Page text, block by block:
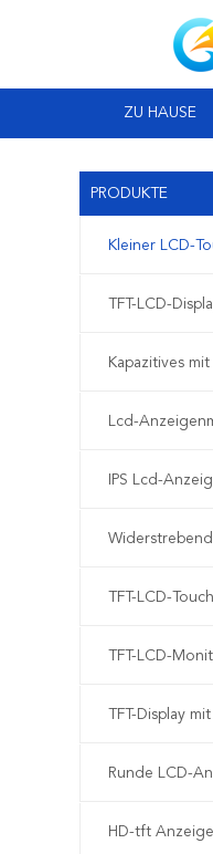
ZU HAUSE
PRODUKTE
Kleiner LCD-
TFT-LCD-
Lcd-
IPS Lcd-
TFT-LCD-
TFT-LCD-
Runde LCD-
HD-tft Anzeige